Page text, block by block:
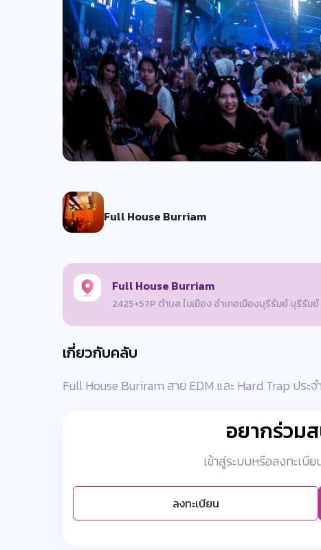
Full House Burriam
Full House Burriam
2425+57P ตำบล ในเมือง อำเภอเมืองบุรีรัมย์ บุรีรัม
เกี่ยวกับคลับ
Full House Buriram สาย EDM และ Hard Trap ปร
อยากร่วม
เข้าสู่ระบบหรือลงทะเบี
ลงทะเบียน